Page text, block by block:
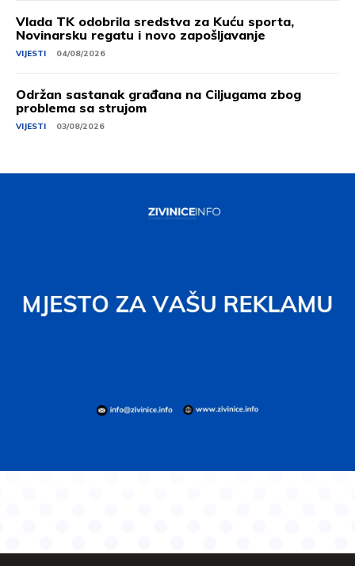
Vlada TK odobrila sredstva za Kuću sporta,
Novinarsku regatu i novo zapošljavanje
VIJESTI 04/08/2026
Održan sastanak građana na Ciljugama zbog
problema sa strujom
VIJESTI 03/08/2026